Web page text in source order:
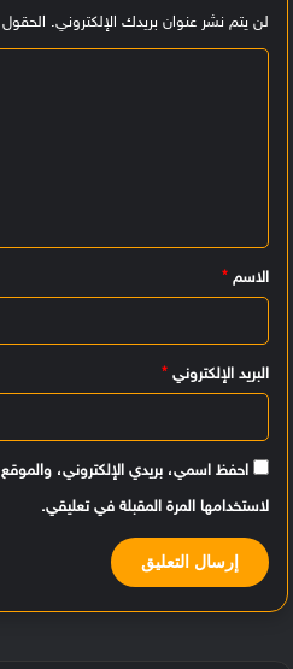
لن يتم نشر عنوان بريدك الإلكتروني. الحقول
ي
ق
الاسم *
البريد الإلكتروني *
احفظ اسمي، بريدي الإلكتروني،
لاستخدامها المرة المقبلة في تعليقي.